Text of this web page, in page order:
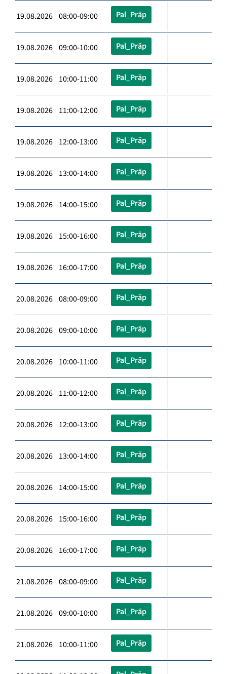
19.08.2026 08:00-09:00 Pal_Präp
19.08.2026 09:00-10:00 Pal_Präp
19.08.2026 10:00-11:00 Pal_Präp
19.08.2026 11:00-12:00 Pal_Präp
19.08.2026 12:00-13:00 Pal_Präp
19.08.2026 13:00-14:00 Pal_Präp
19.08.2026 14:00-15:00 Pal_Präp
19.08.2026 15:00-16:00 Pal_Präp
19.08.2026 16:00-17:00 Pal_Präp
20.08.2026 08:00-09:00 Pal_Präp
20.08.2026 09:00-10:00 Pal_Präp
20.08.2026 10:00-11:00 Pal_Präp
20.08.2026 11:00-12:00 Pal_Präp
20.08.2026 12:00-13:00 Pal_Präp
20.08.2026 13:00-14:00 Pal_Präp
20.08.2026 14:00-15:00 Pal_Präp
20.08.2026 15:00-16:00 Pal_Präp
20.08.2026 16:00-17:00 Pal_Präp
21.08.2026 08:00-09:00 Pal_Präp
21.08.2026 09:00-10:00 Pal_Präp
21.08.2026 10:00-11:00 Pal_Präp